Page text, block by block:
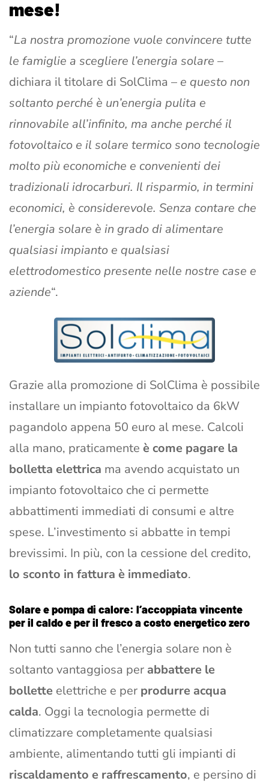
mese!
“La nostra promozione vuole convincere tutte
le famiglie a scegliere l’energia solare –
dichiara il titolare di SolClima – e questo non
soltanto perché è un’energia pulita e
rinnovabile all’infinito, ma anche perché il
fotovoltaico e il solare termico sono tecnologie
molto più economiche e convenienti dei
tradizionali idrocarburi. Il risparmio, in termini
economici, è considerevole. Senza contare che
l’energia solare è in grado di alimentare
qualsiasi impianto e qualsiasi
elettrodomestico presente nelle nostre case e
aziende“.
Grazie alla promozione di SolClima è possibile
installare un impianto fotovoltaico da 6kW
pagandolo appena 50 euro al mese. Calcoli
alla mano, praticamente è come pagare la
bolletta elettrica ma avendo acquistato un
impianto fotovoltaico che ci permette
abbattimenti immediati di consumi e altre
spese. L’investimento si abbatte in tempi
brevissimi. In più, con la cessione del credito,
lo sconto in fattura è immediato.
Solare e pompa di calore: l’accoppiata vincente
per il caldo e per il fresco a costo energetico zero
Non tutti sanno che l’energia solare non è
soltanto vantaggiosa per abbattere le
bollette elettriche e per produrre acqua
calda. Oggi la tecnologia permette di
climatizzare completamente qualsiasi
ambiente, alimentando tutti gli impianti di
riscaldamento e raffrescamento, e persino di